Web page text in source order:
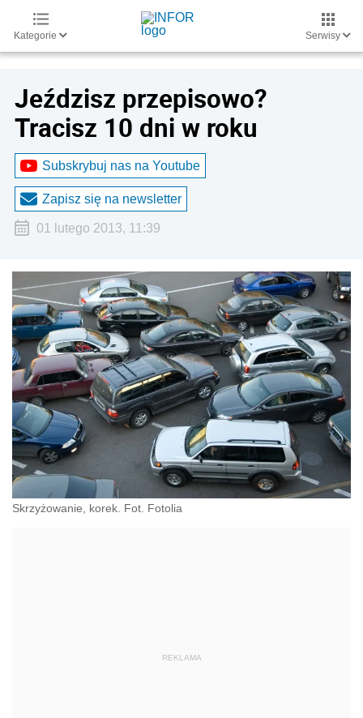
Kategorie Serwisy
Jeździsz przepisowo?
Tracisz 10 dni w roku
Subskrybuj nas na Youtube
Zapisz się na newsletter
01 lutego 2013, 11:39
Skrzyżowanie, korek. Fot. Fotolia